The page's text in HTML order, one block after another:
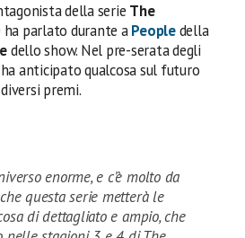
della serie The
ha parlato durante aPeopledella
dello show. Nel pre-serata degli
anticipato qualcosa sul futuro
premi.
enorme, e c’è molto da
questa serie metterà le
di dettagliato e ampio, che